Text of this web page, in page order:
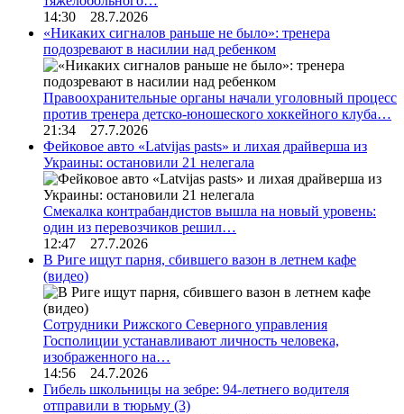
14:30 28.7.2026
«Никаких сигналов раньше не было»: тренера
подозревают в насилии над ребенком
Правоохранительные органы начали уголовный процесс
против тренера детско-юношеского хоккейного клуба…
21:34 27.7.2026
Фейковое авто «Latvijas pasts» и лихая драйверша из
Украины: остановили 21 нелегала
Смекалка контрабандистов вышла на новый уровень:
один из перевозчиков решил…
12:47 27.7.2026
В Риге ищут парня, сбившего вазон в летнем кафе
(видео)
Сотрудники Рижского Северного управления
Госполиции устанавливают личность человека,
изображенного на…
14:56 24.7.2026
Гибель школьницы на зебре: 94-летнего водителя
отправили в тюрьму (3)